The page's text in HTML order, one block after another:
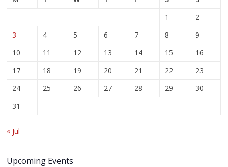
1
2
3
4 5 6 7 8
9
10
11 12 13 14 15
16
17
18 19 20 21 22
23
24
25 26 27 28 29
30
31
« Jul
Upcoming Events